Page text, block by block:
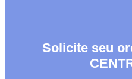
Solicite seu